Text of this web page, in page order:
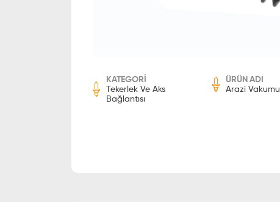
KATEGORİ
Tekerlek Ve Aks
Bağlantısı
ÜRÜN ADI
Arazi Vakumu